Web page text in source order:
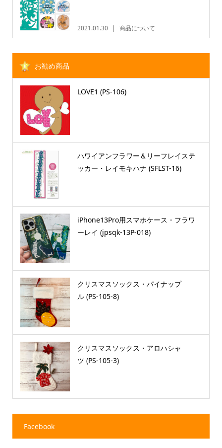
2021.01.30 商品について
お勧め商品
LOVE1 (PS-106)
ハワイアンフラワー＆リーフレイステ
ッカー・レイモキハナ (SFLST-16)
iPhone13Pro用スマホケース・フラワ
ーレイ (jpsqk-13P-018)
クリスマスソックス・パイナップ
ル (PS-105-8)
クリスマスソックス・アロハシャ
ツ (PS-105-3)
Facebook